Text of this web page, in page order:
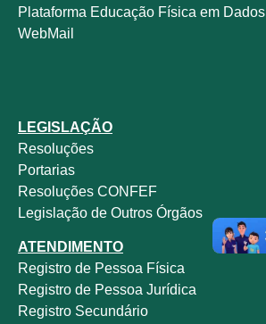
Plataforma Educação Física em Dados
WebMail
LEGISLAÇÃO
Resoluções
Portarias
Resoluções CONFEF
Legislação de Outros Órgãos
ATENDIMENTO
Registro de Pessoa Física
Registro de Pessoa Jurídica
Registro Secundário